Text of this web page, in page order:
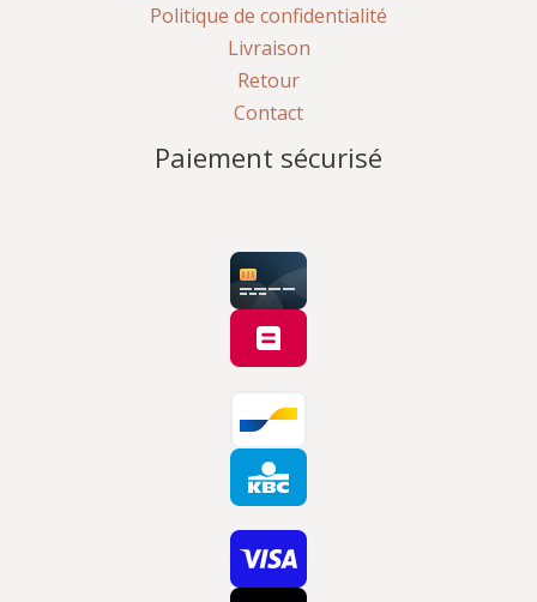
Politique de confidentialité
Livraison
Retour
Contact
Paiement sécurisé